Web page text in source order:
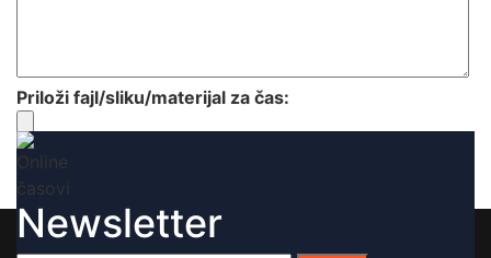
Priloži fajl/sliku/materijal za čas:
Newsletter